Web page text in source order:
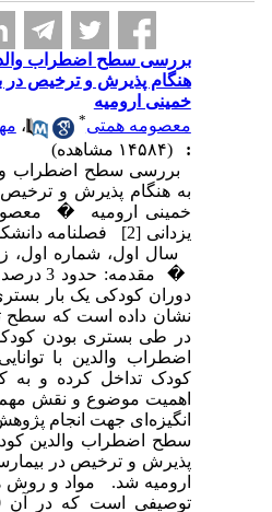
بررسی سطح اضطراب
هنگام پذیرش و ترخیص در
خمینی ارومیه
معصومه همتی
،
بررسی سطح اضطراب
به هنگام پذیرش و ترخیص
یزدانی [2] فصلنامه
� مقدمه:
دوران کودکی یک بار
نشان داده است که سطح
در طی بستری بودن
اضطراب والدین با
کودک تداخل کرده و به
اهمیت موضوع و نقش مهم
انگیزه‌ای جهت انجام
سطح اضطراب والدین
پذیرش و ترخیص در
ارومیه شد. مواد و روش